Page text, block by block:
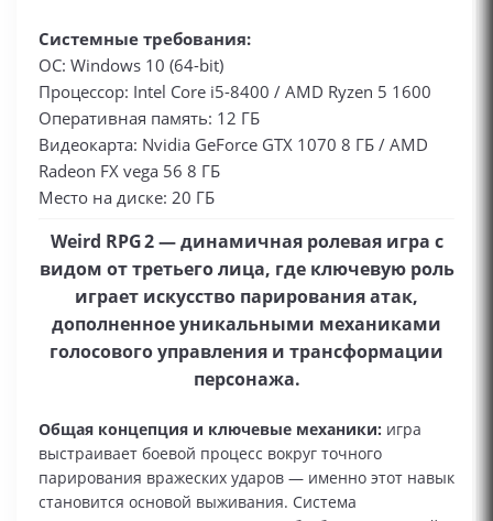
Системные требования:
ОС: Windows 10 (64-bit)
Процессор: Intel Core i5-8400 / AMD Ryzen 5 1600
Оперативная память: 12 ГБ
Видеокарта: Nvidia GeForce GTX 1070 8 ГБ / AMD
Radeon FX vega 56 8 ГБ
Место на диске: 20 ГБ
Weird RPG 2 — динамичная ролевая игра с
видом от третьего лица, где ключевую роль
играет искусство парирования атак,
дополненное уникальными механиками
голосового управления и трансформации
персонажа.
Общая концепция и ключевые механики: игра
выстраивает боевой процесс вокруг точного
парирования вражеских ударов — именно этот навык
становится основой выживания. Система